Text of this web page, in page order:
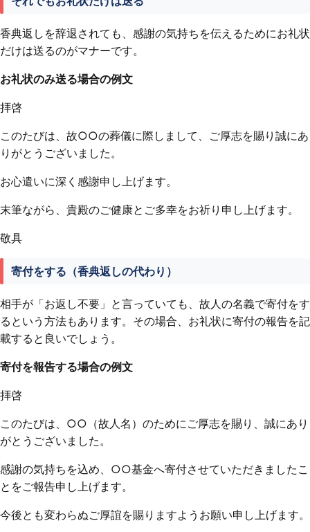
香典返しを辞退されても、感謝の気持ちを伝えるためにお礼状
だけは送るのがマナーです。
お礼状のみ送る場合の例文
拝啓
このたびは、故○○の葬儀に際しまして、ご厚志を賜り誠にあ
りがとうございました。
お心遣いに深く感謝申し上げます。
末筆ながら、貴殿のご健康とご多幸をお祈り申し上げます。
敬具
寄付をする（香典返しの代わり）
相手が「お返し不要」と言っていても、故人の名義で寄付をす
るという方法もあります。その場合、お礼状に寄付の報告を記
載すると良いでしょう。
寄付を報告する場合の例文
拝啓
このたびは、○○（故人名）のためにご厚志を賜り、誠にあり
がとうございました。
感謝の気持ちを込め、○○基金へ寄付させていただきましたこ
とをご報告申し上げます。
今後とも変わらぬご厚誼を賜りますようお願い申し上げます。